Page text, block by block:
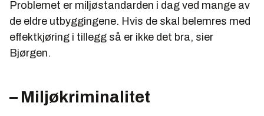
Problemet er miljøstandarden i dag ved mange av
de eldre utbyggingene. Hvis de skal belemres med
effektkjøring i tillegg så er ikke det bra, sier
Bjørgen.
– Miljøkriminalitet